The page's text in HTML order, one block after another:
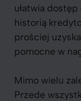
ułatwia
historią
prościej
pomocne w
Mimo wielu
Przede